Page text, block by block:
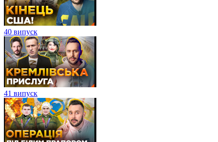
40 випуск
41 випуск